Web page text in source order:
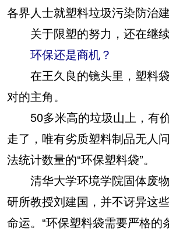
各界人士就塑料垃圾污染防治建
关于限塑的努力，还在继续
环保还是商机？
在王久良的镜头里，塑料
对的主角。
50多米高的垃圾山上，有
走了，唯有劣质塑料制品无人
法统计数量的“环保塑料袋”。
清华大学环境学院固体废
研所教授刘建国，并不讶异这
命运。“环保塑料袋需要严格的